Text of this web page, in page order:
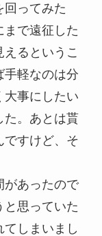
回ってみた
まで遠征した
るというこ
手軽なのは分
大事にしたい
た。あとは貰
ですけど、そ
があったので
思っていた
しまいまし